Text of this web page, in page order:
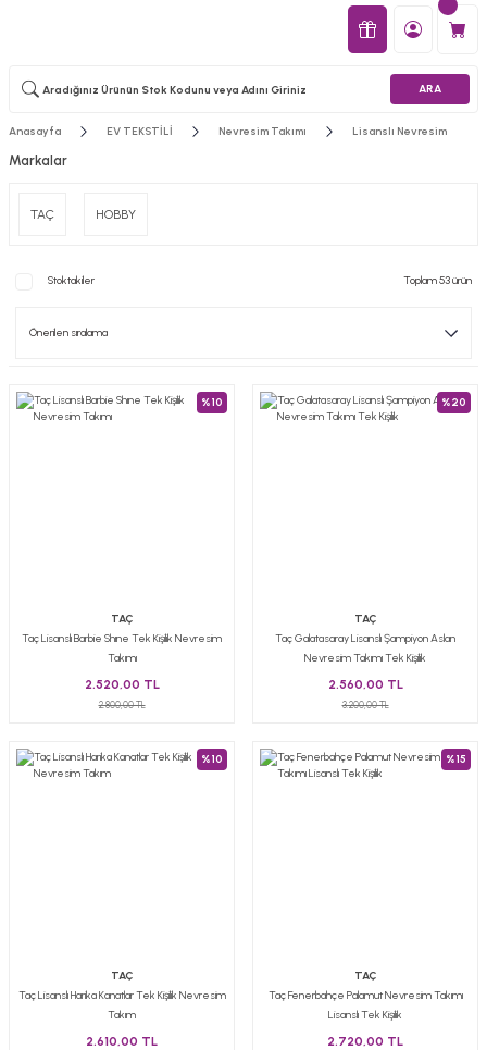
ARA
Anasayfa EV TEKSTİLİ Nevresim Takımı Lisanslı Nevresim
Markalar
TAÇ HOBBY
Stoktakiler Toplam 53 ürün
%10
TAÇ
Taç Lisanslı Barbie Shıne Tek Kişilik Nevresim
Takımı
2.520,00 TL
2.800,00 TL
%20
TAÇ
Taç Galatasaray Lisanslı Şampiyon Aslan
Nevresim Takımı Tek Kişilik
2.560,00 TL
3.200,00 TL
%10
TAÇ
Taç Lisanslı Harika Kanatlar Tek Kişilik Nevresim
Takım
2.610,00 TL
%15
TAÇ
Taç Fenerbahçe Palamut Nevresim Takımı
Lisanslı Tek Kişilik
2.720,00 TL